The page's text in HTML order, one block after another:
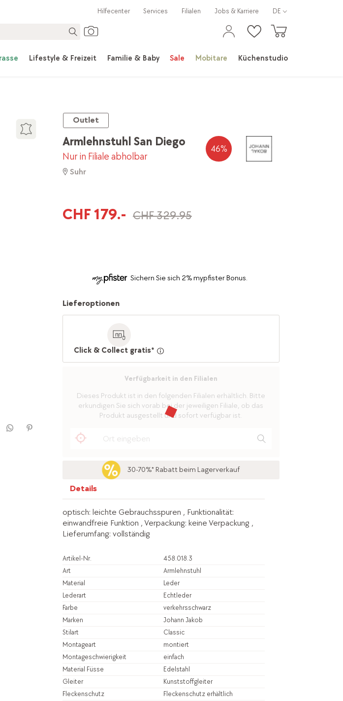
Lifestyle & Freizeit Familie & Baby Sale Mobitare Küchenstudio
Hilfecenter Services Filialen Jobs & Karriere DE
Outlet
Armlehnstuhl San Diego
Nur in Filiale abholbar
Suhr
46%
CHF 179.- CHF 329.95
Sichern Sie sich 2% mypfister Bonus.
Lieferoptionen
Click & Collect gratis*
Verfügbarkeit in den Filialen
Dieses Produkt ist in den folgenden Filialen erhältlich. Bitte
erkundigen Sie sich vorab bei der jeweiligen Filiale, ob das
Produkt ausgestellt und sofort verfügbar ist.
30-70%* Rabatt beim Lagerverkauf
Details
optisch: leichte Gebrauchsspuren , Funktionalität:
einwandfreie Funktion , Verpackung: keine Verpackung ,
Lieferumfang: vollständig
Artikel-Nr.
458.018.3
Art
Armlehnstuhl
Material
Leder
Lederart
Echtleder
Farbe
verkehrsschwarz
Marken
Johann Jakob
Stilart
Classic
Montageart
montiert
Montageschwierigkeit
einfach
Material Füsse
Edelstahl
Gleiter
Kunststoffgleiter
Fleckenschutz
Fleckenschutz erhältlich